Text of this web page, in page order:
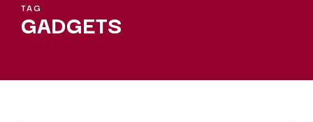
TAG
GADGETS